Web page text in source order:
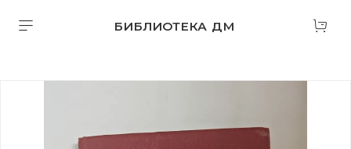
БИБЛИОТЕКА ДМ